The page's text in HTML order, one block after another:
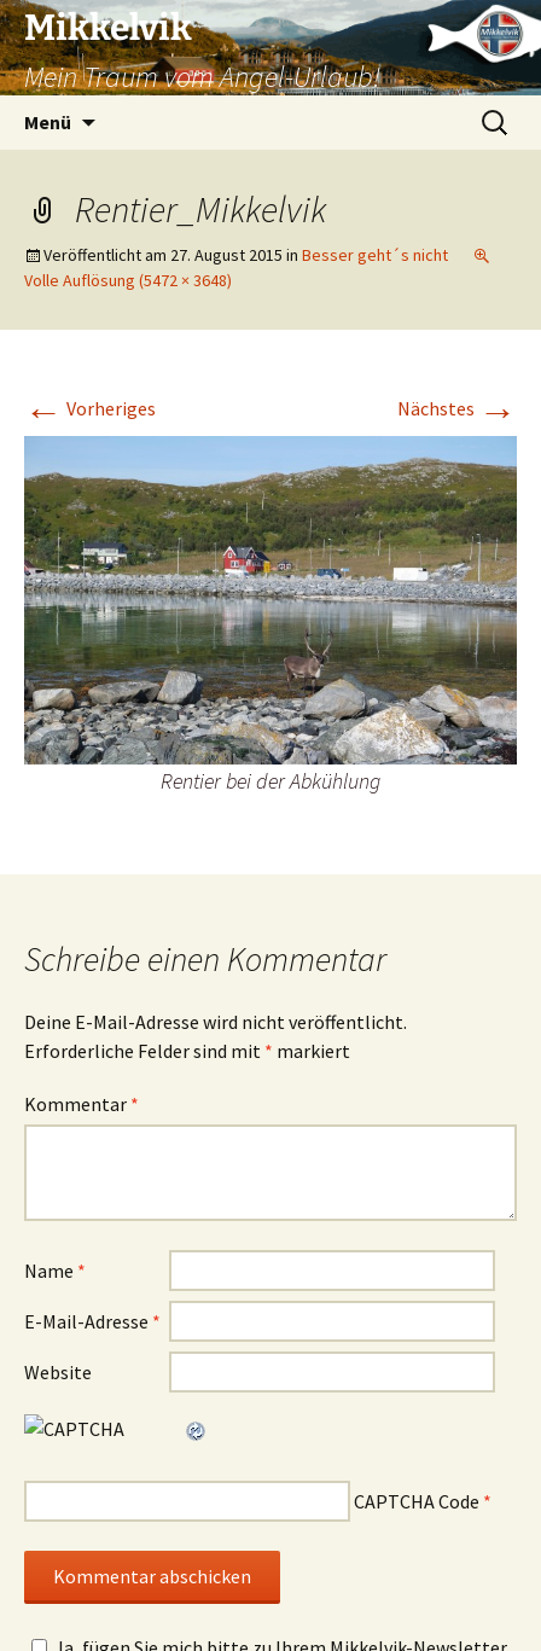
Mikkelvik
Mein Traum vom Angel-Urlaub!
Menü
Suchen
nach:
Rentier_Mikkelvik
Veröffentlicht am 27. August 2015 in Besser geht´s nicht
Volle Auflösung (5472 × 3648)
← Vorheriges Nächstes →
Rentier bei der Abkühlung
Schreibe einen Kommentar
Deine E-Mail-Adresse wird nicht veröffentlicht.
Erforderliche Felder sind mit * markiert
Kommentar *
Name *
E-Mail-Adresse *
Website
CAPTCHA Code *